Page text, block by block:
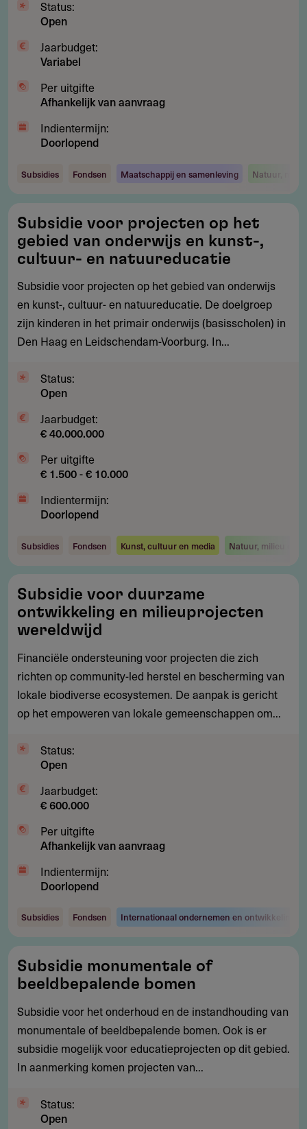
Status:
Open
Jaarbudget:
Variabel
Per uitgifte
Afhankelijk van aanvraag
Indientermijn:
Doorlopend
Subsidies Fondsen Maatschappij en samenleving Natuur,
voor
projecten
op
het
gebied
van
onderwijs
kunst-,
cultuur-
en
natuureducatie
Subsidie voor projecten op het
gebied van onderwijs en kunst-,
cultuur- en natuureducatie
Subsidie voor projecten op het gebied van onderwijs
en kunst-, cultuur- en natuureducatie. De doelgroep
zijn kinderen in het primair onderwijs (basisscholen) in
Den Haag en Leidschendam-Voorburg. In...
Status:
Open
Jaarbudget:
€ 40.000.000
Per uitgifte
€ 1.500 - € 10.000
Indientermijn:
Doorlopend
Subsidies Fondsen Kunst, cultuur en media Natuur, milieu en
voor
duurzame
ontwikkeling
en
milieuprojecten
wereldwijd
Subsidie voor duurzame
ontwikkeling en milieuprojecten
wereldwijd
Financiële ondersteuning voor projecten die zich
richten op community-led herstel en bescherming van
lokale biodiverse ecosystemen. De aanpak is gericht
op het empoweren van lokale gemeenschappen om...
Status:
Open
Jaarbudget:
€ 600.000
Per uitgifte
Afhankelijk van aanvraag
Indientermijn:
Doorlopend
Subsidies Fondsen Internationaal ondernemen en
monumentale
of
beeldbepalende
bomen
Subsidie monumentale of
beeldbepalende bomen
Subsidie voor het onderhoud en de instandhouding van
monumentale of beeldbepalende bomen. Ook is er
subsidie mogelijk voor educatieprojecten op dit gebied.
In aanmerking komen projecten van...
Status:
Open